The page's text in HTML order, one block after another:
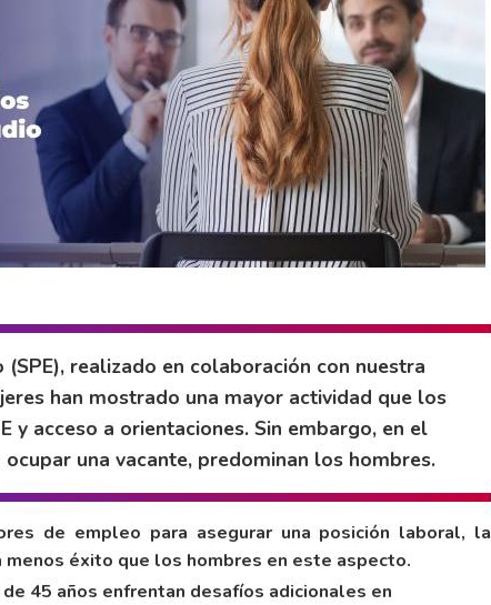
realizado en colaboración con nuestra
han mostrado una mayor actividad que los
y acceso a orientaciones. Sin embargo, en el
una vacante, predominan los hombres.
de empleo para asegurar una posición laboral, la
éxito que los hombres en este aspecto.
45 años enfrentan desafíos adicionales en